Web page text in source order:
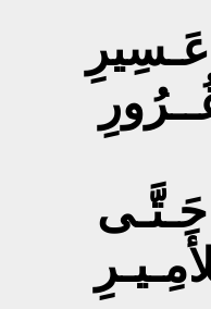
حَـتَّـى